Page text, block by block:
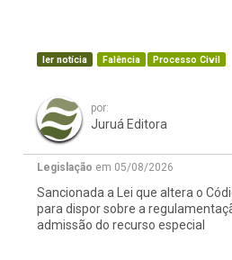
ler notícia Falência Processo Civil
por:
Juruá Editora
Legislação em 05/08/2026
Sancionada a Lei que altera o
para dispor sobre a
admissão do recurso especial